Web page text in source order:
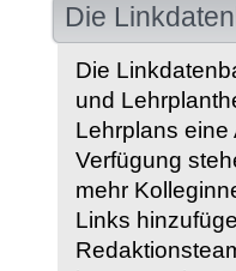
Die
Die
und
Lehrplans eine
Verfügung
mehr
Links